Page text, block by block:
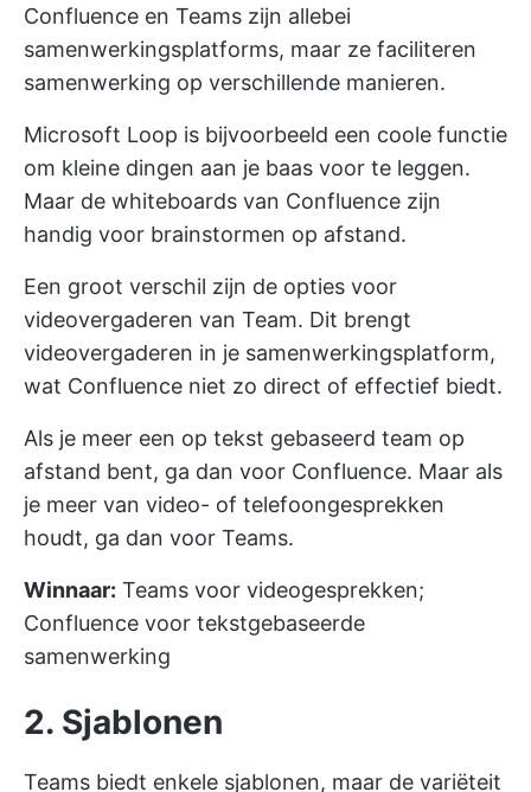
Confluence en Teams zijn allebei
samenwerkingsplatforms, maar ze faciliteren
samenwerking op verschillende manieren.
Microsoft Loop is bijvoorbeeld een coole functie
om kleine dingen aan je baas voor te leggen.
Maar de whiteboards van Confluence zijn
handig voor brainstormen op afstand.
Een groot verschil zijn de opties voor
videovergaderen van Team. Dit brengt
videovergaderen in je samenwerkingsplatform,
wat Confluence niet zo direct of effectief biedt.
Als je meer een op tekst gebaseerd team op
afstand bent, ga dan voor Confluence. Maar als
je meer van video- of telefoongesprekken
houdt, ga dan voor Teams.
Winnaar: Teams voor videogesprekken;
Confluence voor tekstgebaseerde
samenwerking
2. Sjablonen
Teams biedt enkele sjablonen, maar de variëteit